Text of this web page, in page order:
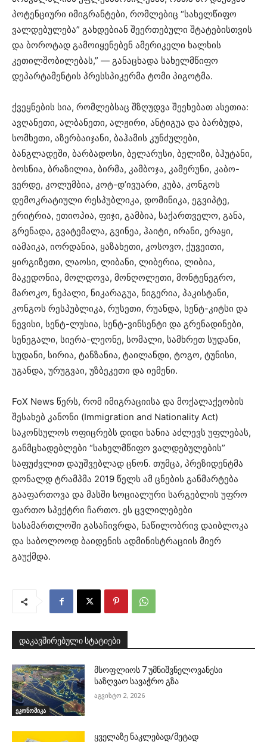
პოტენციური იმიგრანტები, რომლებიც “სახელწიფო
ვალდებულება” გახდებიან შეერთებული შტატებისთვის
და ბოროტად გამოიყენებენ ამერიკელი ხალხის
კეთილშობილებას,” — განაცხადა სახელმწიფო
დეპარტამენტის პრესსპიკერმა ტომი პიგოტმა.
ქვეყნების სია, რომლებსაც შზღუდვა შეეხებათ ასეთია:
ავღანეთი, ალბანეთი, ალჟირი, ანტიგუა და ბარბუდა,
სომხეთი, აზერბაიჯანი, ბაჰამის კუნძულები,
ბანგლადეში, ბარბადოსი, ბელარუსი, ბელიზი, ბჰუტანი,
ბოსნია, ბრაზილია, ბირმა, კამბოჯა, კამერუნი, კაბო-
ვერდე, კოლუმბია, კოტ-დ’ივუარი, კუბა, კონგოს
დემოკრატიული რესპუბლიკა, დომინიკა, ეგვიპტე,
ერიტრია, ეთიოპია, ფიჯი, გამბია, საქართველო, განა,
გრენადა, გვატემალა, გვინეა, ჰაიტი, ირანი, ერაყი,
იამაიკა, იორდანია, ყაზახეთი, კოსოვო, ქუვეითი,
ყირგიზეთი, ლაოსი, ლიბანი, ლიბერია, ლიბია,
მაკედონია, მოლდოვა, მონღოლეთი, მონტენეგრო,
მაროკო, ნეპალი, ნიკარაგუა, ნიგერია, პაკისტანი,
კონგოს რესპუბლიკა, რუსეთი, რუანდა, სენტ-კიტსი და
ნევისი, სენტ-ლუსია, სენტ-ვინსენტი და გრენადინები,
სენეგალი, სიერა-ლეონე, სომალი, სამხრეთ სუდანი,
სუდანი, სირია, ტანზანია, ტაილანდი, ტოგო, ტუნისი,
უგანდა, ურუგვაი, უზბეკეთი და იემენი.
FoX News წერს, რომ იმიგრაციისა და მოქალაქეობის
შესახებ კანონი (Immigration and Nationality Act)
საკონსულოს ოფიცრებს დიდი ხანია აძლევს უფლებას,
განმცხადებლები “სახელმწიფო ვალდებულების”
საფუძვლით დაუშვებლად ცნონ. თუმცა, პრეზიდენტმა
დონალდ ტრამპმა 2019 წელს ამ ცნების განმარტება
გააფართოვა და მასში სოციალური სარგებლის უფრო
ფართო სპექტრი ჩართო. ეს ცვლილებები
სასამართლოში გასაჩივრდა, ნაწილობრივ დაიბლოკა
და საბოლოოდ ბაიდენის ადმინისტრაციის მიერ
გაუქმდა.
დაკავშირებული სტატიები
ეკონომიკა
მსოფლიოს 7 უმნიშვნელოვანესი
საზღვაო სავაჭრო გზა
აგვისტო 2, 2026
ყველაზე ნაკლებად/მეტად